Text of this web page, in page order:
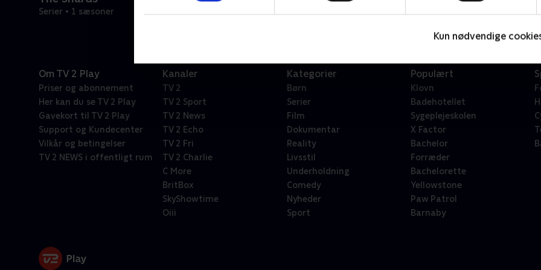
Kun nødvendige
Serier • 1 sæsoner
Om TV 2 Play
Priser og abonnement
Her kan du se TV 2 Play
Gavekort til TV 2 Play
Support og Kundecenter
Vilkår og betingelser
TV 2 NEWS i offentligt rum
Kanaler
TV 2
TV 2 Sport
TV 2 News
TV 2 Echo
TV 2 Fri
TV 2 Charlie
C More
BritBox
SkyShowtime
Oiii
Kategorier
Børn
Serier
Film
Dokumentar
Reality
Livsstil
Underholdning
Comedy
Nyheder
Sport
Populært
Klovn
Badehotellet
Sygeplejeskolen
X Factor
Bachelor
Forræder
Bachelorette
Yellowstone
Paw Patrol
Barnaby